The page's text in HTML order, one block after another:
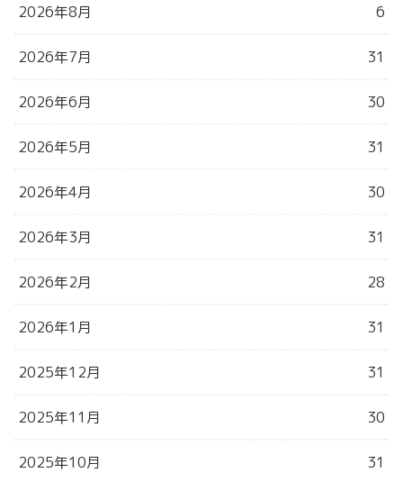
2026年8月 6
2026年7月 31
2026年6月 30
2026年5月 31
2026年4月 30
2026年3月 31
2026年2月 28
2026年1月 31
2025年12月 31
2025年11月 30
2025年10月 31